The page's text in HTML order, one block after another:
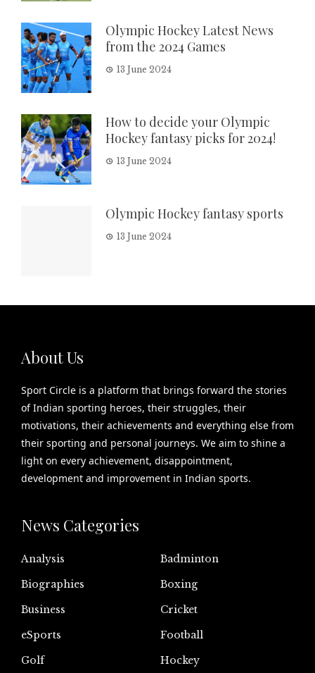
Olympic Hockey Latest News
from the 2024 Games
13 June 2024
How to decide your Olympic
Hockey fantasy picks for 2024!
13 June 2024
Olympic Hockey fantasy sports
13 June 2024
About Us
Sport Circle is a platform that brings forward the stories
of Indian sporting heroes, their struggles, their
motivations, their achievements and everything else from
their sporting and personal journeys. We aim to shine a
light on every achievement, disappointment,
development and improvement in Indian sports.
News Categories
Analysis
Badminton
Biographies
Boxing
Business
Cricket
eSports
Football
Golf
Hockey